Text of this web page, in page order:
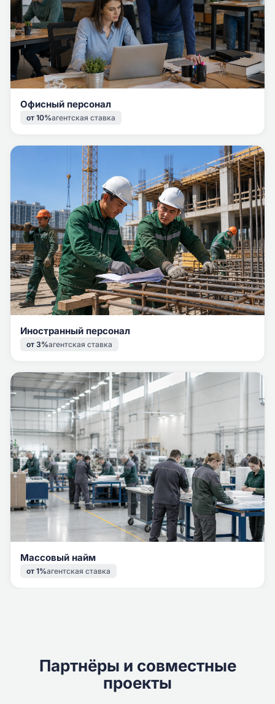
Офисный персонал
от 10%агентская ставка
Иностранный персонал
от 3%агентская ставка
Массовый найм
от 1%агентская ставка
Партнёры и совместные
проекты